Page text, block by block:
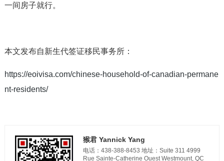
一间房子就行。
本文发布自新生代签证移民事务所：
https://eoivisa.com/chinese-household-of-canadian-permane
nt-residents/
猴君 Yannick Yang
电话：438-388-8453 地址：Suite 311 4999
Rue Sainte-Catherine Ouest Westmount, QC